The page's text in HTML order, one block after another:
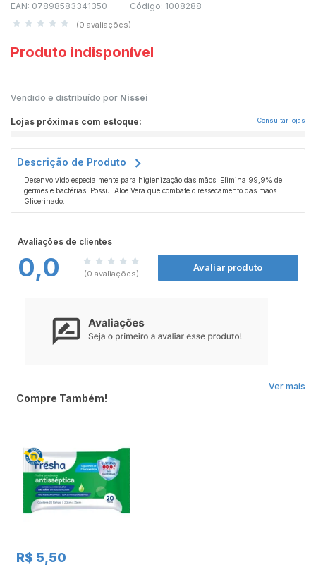
EAN: 07898583341350 Código: 1008288
(0 avaliações)
Produto indisponível
Vendido e distribuído por Nissei
Lojas próximas com estoque: Consultar lojas
Descrição de Produto
Desenvolvido especialmente para higienização das mãos. Elimina 99,9% de
germes e bactérias. Possui Aloe Vera que combate o ressecamento das mãos.
Glicerinado.
Avaliações de clientes
0,0 (0 avaliações)
Avaliar produto
Ver mais
Compre Também!
R$ 5,50